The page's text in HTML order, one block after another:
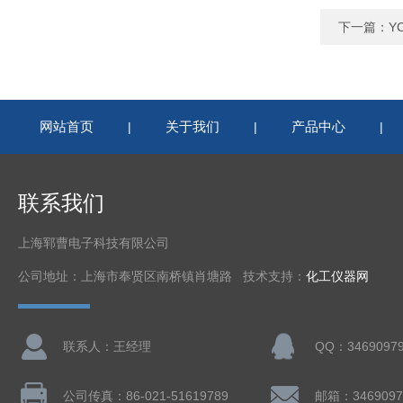
下一篇：
网站首页 | 关于我们 | 产品中心 |
联系我们
上海郓曹电子科技有限公司
公司地址：上海市奉贤区南桥镇肖塘路 技术支持： 化工仪器网
联系人：王经理 QQ：
公司传真：86-021-51619789 邮箱：